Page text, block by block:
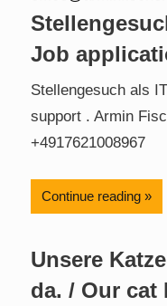
Job
Stellengesuch als
support . Armin
+4917621008967
Continue reading
Unsere
da. / Our cat